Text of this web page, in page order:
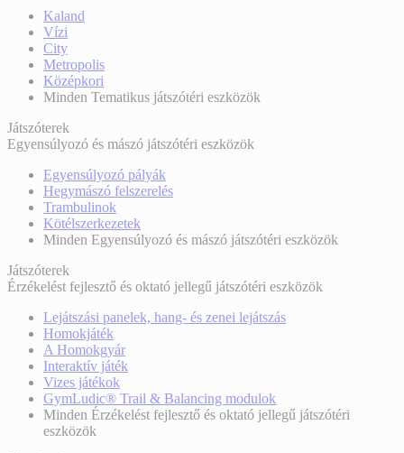
Kaland
Vízi
City
Metropolis
Középkori
Minden Tematikus játszótéri eszközök
Játszóterek
Egyensúlyozó és mászó játszótéri eszközök
Egyensúlyozó pályák
Hegymászó felszerelés
Trambulinok
Kötélszerkezetek
Minden Egyensúlyozó és mászó játszótéri eszközök
Játszóterek
Érzékelést fejlesztő és oktató jellegű játszótéri eszközök
Lejátszási panelek, hang- és zenei lejátszás
Homokjáték
A Homokgyár
Interaktív játék
Vizes játékok
GymLudic® Trail & Balancing modulok
Minden Érzékelést fejlesztő és oktató jellegű játszótéri
eszközök